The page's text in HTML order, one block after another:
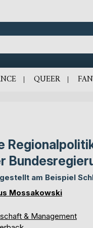
QUEER
am Beispiel
Mossakowski
& Management